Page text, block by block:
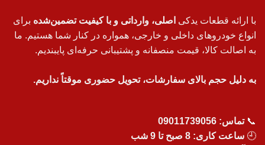
با ارائه قطعات یدکی اصلی، وارداتی و با کیفیت تضمین‌شده برای
انواع خودروهای داخلی و خارجی، همواره در کنار شما هستیم. ما
به اصالت کالا، قیمت منصفانه و پشتیبانی حرفه‌ای پایبندیم.
به دلیل حجم بالای سفارشات، تحویل حضوری موقتاً نداریم.
📞تماس: 09011739056
🕘 ساعت کاری: 8 صبح تا 9 شب